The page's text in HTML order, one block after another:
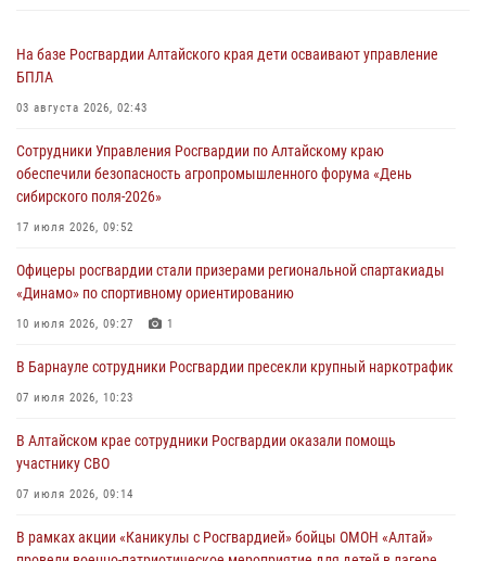
На базе Росгвардии Алтайского края дети осваивают управление
БПЛА
03 августа 2026, 02:43
Сотрудники Управления Росгвардии по Алтайскому краю
обеспечили безопасность агропромышленного форума «День
сибирского поля-2026»
17 июля 2026, 09:52
Офицеры росгвардии стали призерами региональной спартакиады
«Динамо» по спортивному ориентированию
10 июля 2026, 09:27 1
В Барнауле сотрудники Росгвардии пресекли крупный наркотрафик
07 июля 2026, 10:23
В Алтайском крае сотрудники Росгвардии оказали помощь
участнику СВО
07 июля 2026, 09:14
В рамках акции «Каникулы с Росгвардией» бойцы ОМОН «Алтай»